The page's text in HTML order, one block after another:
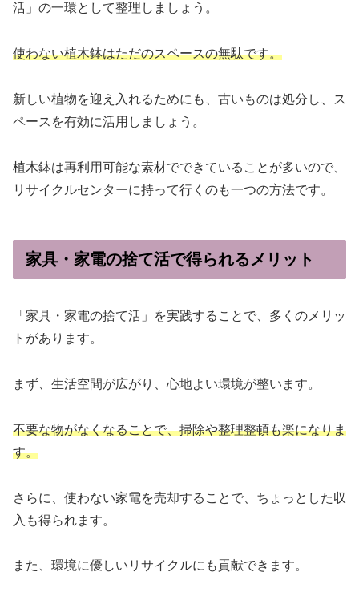
活」の一環として整理しましょう。
使わない植木鉢はただのスペースの無駄です。
新しい植物を迎え入れるためにも、古いものは処分し、ス
ペースを有効に活用しましょう。
植木鉢は再利用可能な素材でできていることが多いので、
リサイクルセンターに持って行くのも一つの方法です。
家具・家電の捨て活で得られるメリット
「家具・家電の捨て活」を実践することで、多くのメリッ
トがあります。
まず、生活空間が広がり、心地よい環境が整います。
不要な物がなくなることで、掃除や整理整頓も楽になりま
す。
さらに、使わない家電を売却することで、ちょっとした収
入も得られます。
また、環境に優しいリサイクルにも貢献できます。